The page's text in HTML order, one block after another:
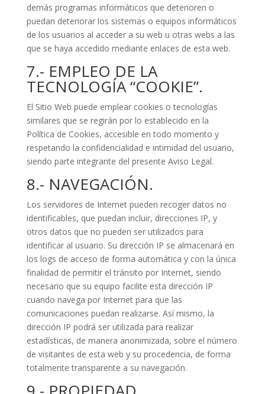
demás programas informáticos que deterioren o
puedan deteriorar los sistemas o equipos informáticos
de los usuarios al acceder a su web u otras webs a las
que se haya accedido mediante enlaces de esta web.
7.- EMPLEO DE LA
TECNOLOGÍA “COOKIE”.
El Sitio Web puede emplear cookies o tecnologías
similares que se regirán por lo establecido en la
Política de Cookies, accesible en todo momento y
respetando la confidencialidad e intimidad del usuario,
siendo parte integrante del presente Aviso Legal.
8.- NAVEGACIÓN.
Los servidores de Internet pueden recoger datos no
identificables, que puedan incluir, direcciones IP, y
otros datos que no pueden ser utilizados para
identificar al usuario. Su dirección IP se almacenará en
los logs de acceso de forma automática y con la única
finalidad de permitir el tránsito por Internet, siendo
necesario que su equipo facilite esta dirección IP
cuando navega por Internet para que las
comunicaciones puedan realizarse. Así mismo, la
dirección IP podrá ser utilizada para realizar
estadísticas, de manera anonimizada, sobre el número
de visitantes de esta web y su procedencia, de forma
totalmente transparente a su navegación.